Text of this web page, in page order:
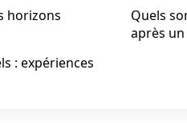
horizons
: expériences
Quels
après un